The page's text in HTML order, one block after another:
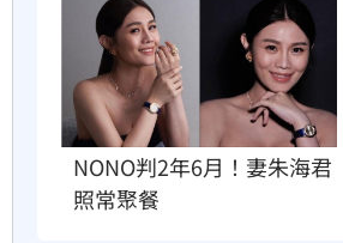
NONO判2年6月！妻朱海君
照常聚餐